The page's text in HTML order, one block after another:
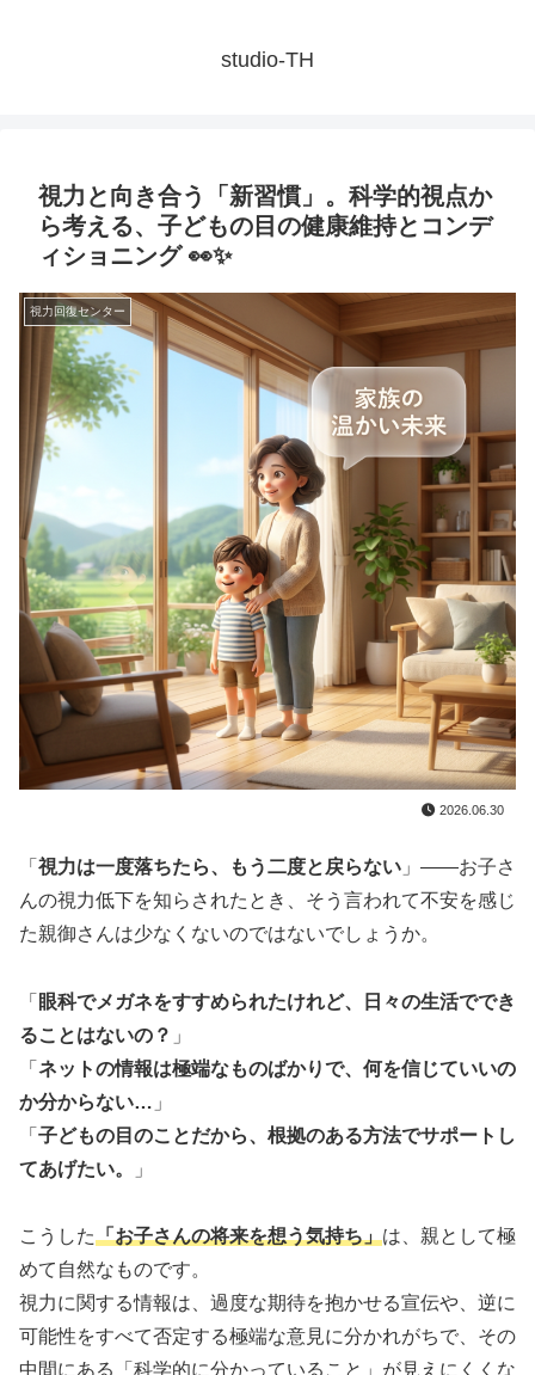
studio-TH
視力と向き合う「新習慣」。科学的視点か
ら考える、子どもの目の健康維持とコンデ
ィショニング 👀✨
視力回復センター
2026.06.30
「 視力は一度落ちたら、もう二度と戻らない 」——お子さ
んの視力低下を知らされたとき、そう言われて不安を感じ
た親御さんは少なくないのではないでしょうか。
「 眼科でメガネをすすめられたけれど、日々の生活ででき
ることはないの？ 」
「 ネットの情報は極端なものばかりで、何を信じていいの
か分からない… 」
「 子どもの目のことだから、根拠のある方法でサポートし
てあげたい。
」
こうした「お子さんの将来を想う気持ち」は、親として極
めて自然なものです。
視力に関する情報は、過度な期待を抱かせる宣伝や、逆に
可能性をすべて否定する極端な意見に分かれがちで、その
中間にある「科学的に分かっていること」が見えにくくな